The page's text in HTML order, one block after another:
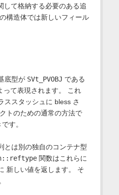
して格納する必要のある追
構造体では新しいフィール
底型が SVt_PVOBJ である
って表現されます。 これ
ススタッシュに bless さ
トのための通常の方法で
す。
とは別の独自のコンテナ型
関数はこれらに
新しい値を返します。 そ